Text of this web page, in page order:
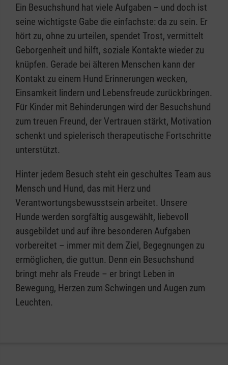
Ein Besuchshund hat viele Aufgaben – und doch ist
seine wichtigste Gabe die einfachste: da zu sein. Er
hört zu, ohne zu urteilen, spendet Trost, vermittelt
Geborgenheit und hilft, soziale Kontakte wieder zu
knüpfen. Gerade bei älteren Menschen kann der
Kontakt zu einem Hund Erinnerungen wecken,
Einsamkeit lindern und Lebensfreude zurückbringen.
Für Kinder mit Behinderungen wird der Besuchshund
zum treuen Freund, der Vertrauen stärkt, Motivation
schenkt und spielerisch therapeutische Fortschritte
unterstützt.
Hinter jedem Besuch steht ein geschultes Team aus
Mensch und Hund, das mit Herz und
Verantwortungsbewusstsein arbeitet. Unsere
Hunde werden sorgfältig ausgewählt, liebevoll
ausgebildet und auf ihre besonderen Aufgaben
vorbereitet – immer mit dem Ziel, Begegnungen zu
ermöglichen, die guttun. Denn ein Besuchshund
bringt mehr als Freude – er bringt Leben in
Bewegung, Herzen zum Schwingen und Augen zum
Leuchten.